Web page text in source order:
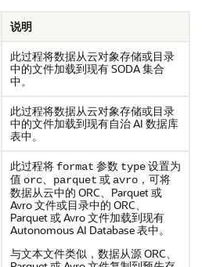
说明
此过程将数据从云对象存储或目录
中的文件加载到现有 SODA 集合
中。
此过程将数据从云对象存储或目录
中的文件加载到现有自治 AI 数据库
表中。
此过程将 format 参数 type设置为
值 orc、 parquet 或 avro ，可将
数据从云中的 ORC、Parquet 或
Avro 文件或目录中的 ORC、
Parquet 或 Avro 文件加载到现有
Autonomous AI Database 表中。
与文本文件类似，数据从源 ORC、